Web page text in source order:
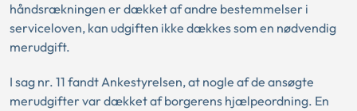
håndsrækningen er dækket af andre bestemmelser i
serviceloven, kan udgiften ikke dækkes som en nødvendig
merudgift.
I sag nr. 11 fandt Ankestyrelsen, at nogle af de ansøgte
merudgifter var dækket af borgerens hjælpeordning. En